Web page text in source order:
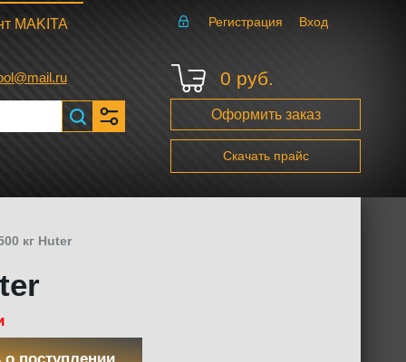
MAKITA Регистрация Вход
0 руб.
Оформить заказ
Скачать прайс
кг Huter